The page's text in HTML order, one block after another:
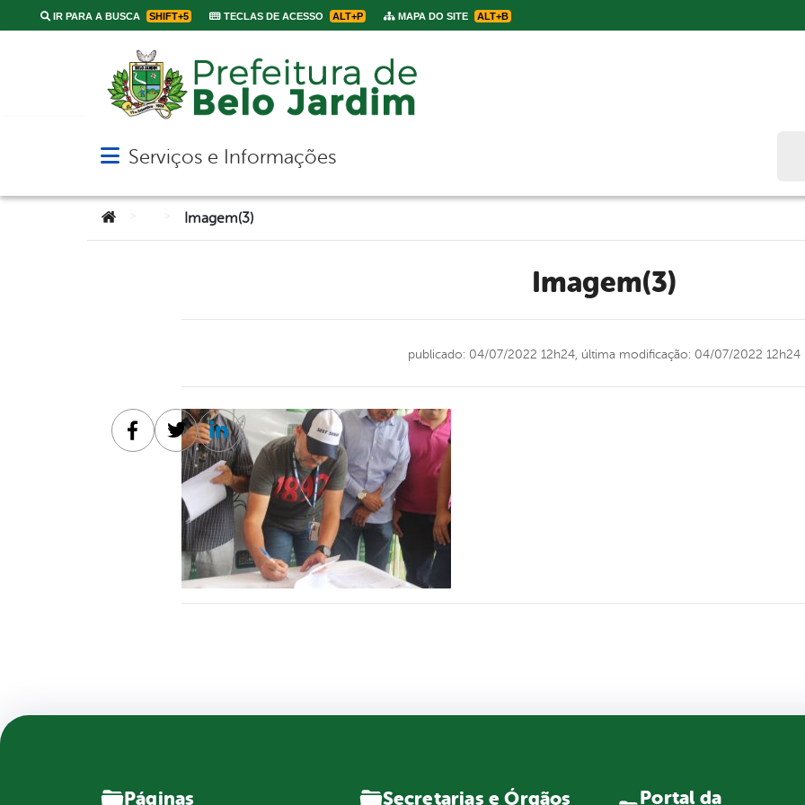
IR PARA A BUSCA SHIFT+5 TECLAS DE ACESSO ALT+P MAPA DO SITE ALT+B
Abrir menu principal de navegação
Serviços e Informações
Você está aqui:Imagem(3)
Imagem(3)
publicado: 04/07/2022 12h24, última modificação: 04/07/2022 12h24
Facebook
TwitterLinkedin
Páginas Secretarias e Órgãos
Portal da